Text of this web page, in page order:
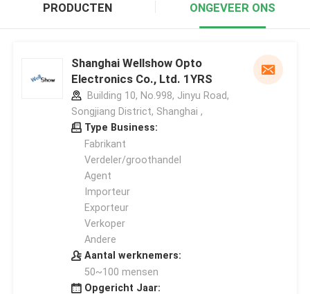
PRODUCTEN ONGEVEER ONS
Shanghai Wellshow Opto
Electronics Co., Ltd. 1YRS
Building 10, No.998, Jinyu Road,
Songjiang District, Shanghai ,
Type Business:
Fabrikant
Verdeler/groothandel
Agent
Importeur
Exporteur
Verkoper
Andere
Aantal werknemers:
50~100 mensen
Opgericht Jaar: